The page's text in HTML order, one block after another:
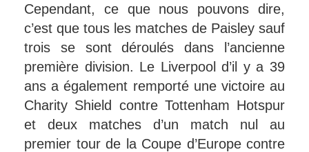
Cependant, ce que nous pouvons dire,
c’est que tous les matches de Paisley sauf
trois se sont déroulés dans l’ancienne
première division. Le Liverpool d’il y a 39
ans a également remporté une victoire au
Charity Shield contre Tottenham Hotspur
et deux matches d’un match nul au
premier tour de la Coupe d’Europe contre